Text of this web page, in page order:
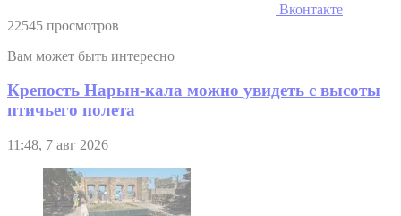
Вконтакте
22545 просмотров
Вам может быть интересно
Крепость Нарын-кала можно увидеть с высоты
птичьего полета
11:48, 7 авг 2026